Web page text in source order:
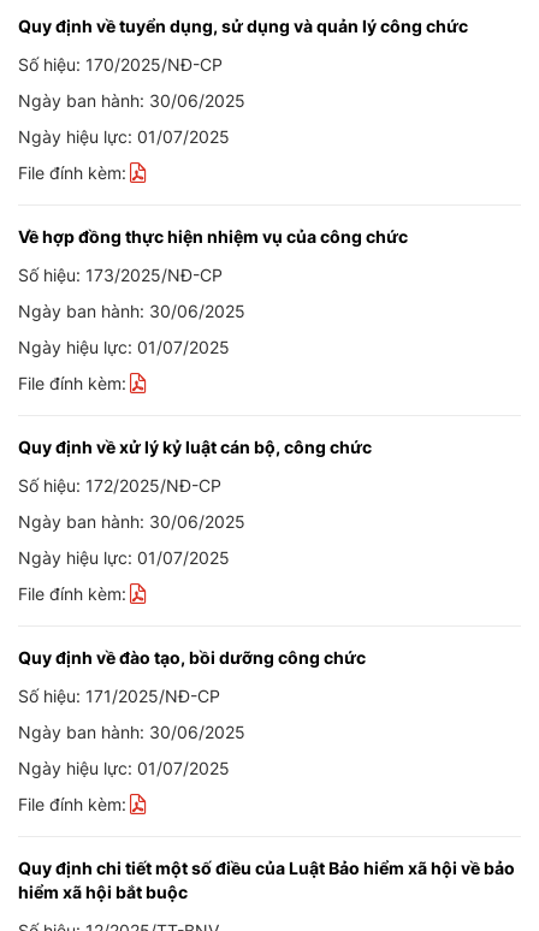
Quy định về tuyển dụng, sử dụng và quản lý công chức
Số hiệu: 170/2025/NĐ-CP
Ngày ban hành: 30/06/2025
Ngày hiệu lực: 01/07/2025
File đính kèm:
Về hợp đồng thực hiện nhiệm vụ của công chức
Số hiệu: 173/2025/NĐ-CP
Ngày ban hành: 30/06/2025
Ngày hiệu lực: 01/07/2025
File đính kèm:
Quy định về xử lý kỷ luật cán bộ, công chức
Số hiệu: 172/2025/NĐ-CP
Ngày ban hành: 30/06/2025
Ngày hiệu lực: 01/07/2025
File đính kèm:
Quy định về đào tạo, bồi dưỡng công chức
Số hiệu: 171/2025/NĐ-CP
Ngày ban hành: 30/06/2025
Ngày hiệu lực: 01/07/2025
File đính kèm:
Quy định chi tiết một số điều của Luật Bảo hiểm xã hội về bảo
hiểm xã hội bắt buộc